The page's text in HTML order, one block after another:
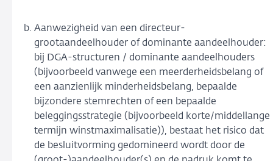
Aanwezigheid van een directeur-
grootaandeelhouder of dominante aandeelhouder:
bij DGA-structuren / dominante aandeelhouders
(bijvoorbeeld vanwege een meerderheidsbelang of
een aanzienlijk minderheidsbelang, bepaalde
bijzondere stemrechten of een bepaalde
beleggingsstrategie (bijvoorbeeld korte/middellange
termijn winstmaximalisatie)), bestaat het risico dat
de besluitvorming gedomineerd wordt door de